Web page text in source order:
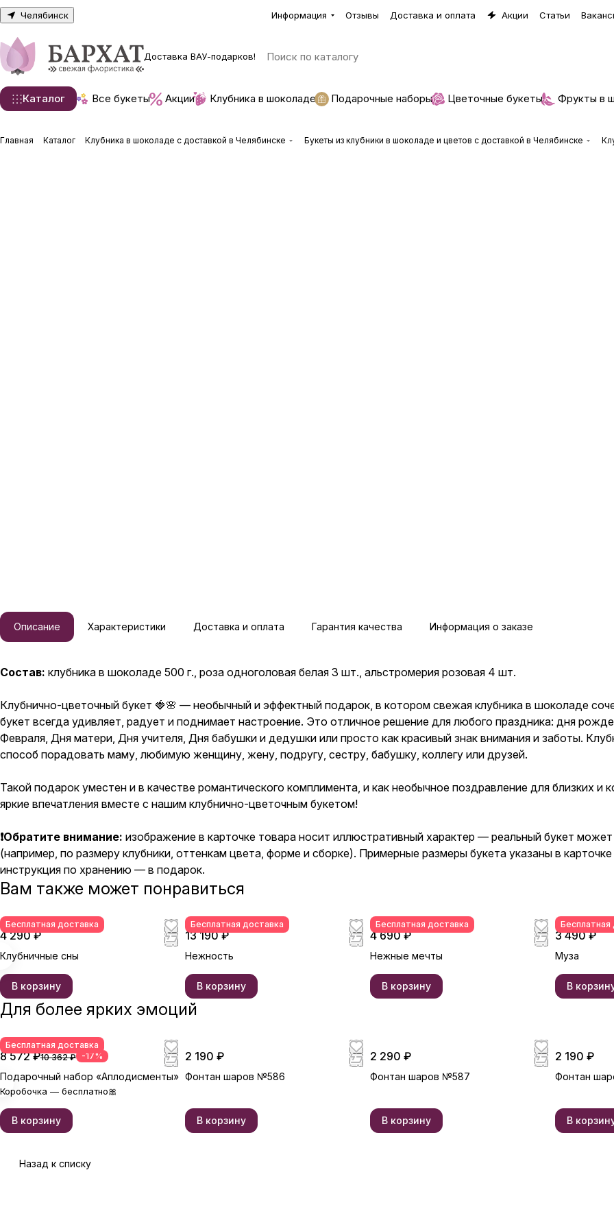
Челябинск Информация Отзывы Доставка и оплата Акции Статьи
Доставка ВАУ-подарков!
Каталог Все букеты Акции Клубника в шоколаде Подарочные наборы Цветочные букеты Фрукты в
Главная Каталог Клубника в шоколаде с доставкой в Челябинске Букеты из клубники в шоколаде и цветов с доставкой в Челябинске
Описание Характеристики Доставка и оплата Гарантия качества Информация о заказе
Состав: клубника в шоколаде 500 г., роза одноголовая белая 3 шт., альстромерия розовая 4 шт.
Клубнично-цветочный букет 🍓🌸 — необычный и эффектный подарок, в котором свежая клубника в шоколаде
букет всегда удивляет, радует и поднимает настроение. Это отличное решение для любого праздника: дня
Февраля, Дня матери, Дня учителя, Дня бабушки и дедушки или просто как красивый знак внимания и заботы.
способ порадовать маму, любимую женщину, жену, подругу, сестру, бабушку, коллегу или друзей.
Такой подарок уместен и в качестве романтического комплимента, и как необычное поздравление для близких и
яркие впечатления вместе с нашим клубнично-цветочным букетом!
❗Обратите внимание: изображение в карточке товара носит иллюстративный характер — реальный букет
(например, по размеру клубники, оттенкам цвета, форме и сборке). Примерные размеры букета указаны в
инструкция по хранению — в подарок.
Вам также может понравиться
Бесплатная доставка
4 290 ₽
Клубничные сны
В корзину
Бесплатная доставка
13 190 ₽
Нежность
В корзину
Бесплатная доставка
4 690 ₽
Нежные мечты
В корзину
Бесплатная
3 490 ₽
Муза
В
Для более ярких эмоций
Бесплатная доставка
8 572 ₽10 362 ₽ -17%
Подарочный набор «Аплодисменты»
Коробочка — бесплатно🎀
В корзину
2 190 ₽
Фонтан шаров №586
В корзину
2 290 ₽
Фонтан шаров №587
В корзину
2 190 ₽
Фонтан
В
Назад к списку